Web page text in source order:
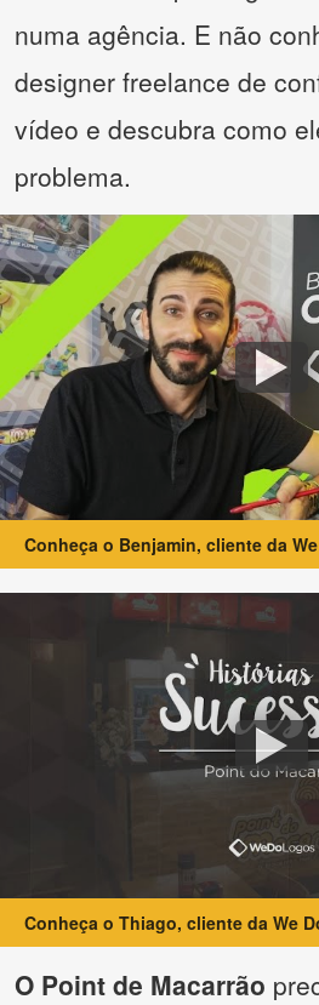
numa agência. E não
designer freelance de
vídeo e descubra como
problema.
Conheça o Benjamin, cliente da
Conheça o Thiago, cliente da We
O Point de Macarrão